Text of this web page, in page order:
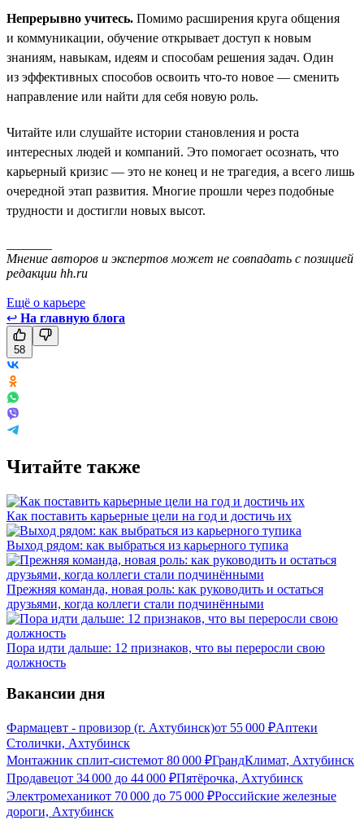
Непрерывно учитесь. Помимо расширения круга общения
и коммуникации, обучение открывает доступ к новым
знаниям, навыкам, идеям и способам решения задач. Один
из эффективных способов освоить что-то новое — сменить
направление или найти для себя новую роль.
Читайте или слушайте истории становления и роста
интересных людей и компаний. Это помогает осознать, что
карьерный кризис — это не конец и не трагедия, а всего лишь
очередной этап развития. Многие прошли через подобные
трудности и достигли новых высот.
Мнение авторов и экспертов может не совпадать с позицией
редакции hh.ru
Ещё о карьере
↩ На главную блога
58
Читайте также
Как поставить карьерные цели на год и достичь их
Выход рядом: как выбраться из карьерного тупика
Прежняя команда, новая роль: как руководить и остаться
друзьями, когда коллеги стали подчинёнными
Пора идти дальше: 12 признаков, что вы переросли свою
должность
Вакансии дня
Фармацевт - провизор (г. Ахтубинск)от 55 000 ₽Аптеки
Столички, Ахтубинск
Монтажник сплит-системот 80 000 ₽ГрандКлимат, Ахтубинск
Продавецот 34 000 до 44 000 ₽Пятёрочка, Ахтубинск
Электромеханикот 70 000 до 75 000 ₽Российские железные
дороги, Ахтубинск